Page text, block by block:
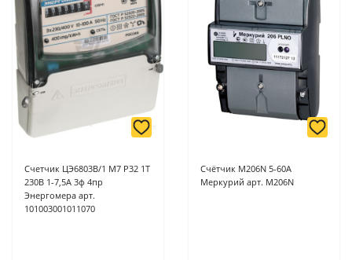
Счетчик ЦЭ6803В/1 М7 Р32 1Т
230В 1-7,5А 3ф 4пр
Энергомера арт.
101003001011070
Счётчик M206N 5-60А
Меркурий арт. M206N